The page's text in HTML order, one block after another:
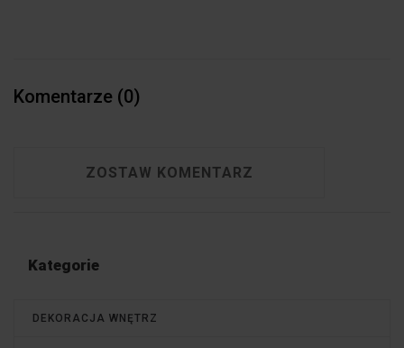
Komentarze (0)
ZOSTAW KOMENTARZ
Kategorie
DEKORACJA WNĘTRZ